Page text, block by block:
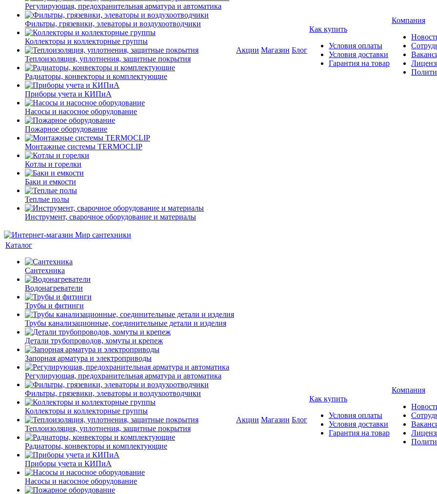
Регулирующая, предохранительная арматура и автоматика
Фильтры, грязевики, элеваторы и воздухоотводчики
Коллекторы и коллекторные группы
Теплоизоляция, уплотнения, защитные покрытия
Радиаторы, конвекторы и комплектующие
Приборы учета и КИПиА
Насосы и насосное оборудование
Пожарное оборудование
Монтажные системы TERMOCLIP
Котлы и горелки
Баки и емкости
Теплые полы
Инструмент, сварочное оборудование и материалы
Акции Магазин Блог
Как купить
Условия оплаты
Условия доставки
Гарантия на товар
Компания
Каталог
Сантехника
Водонагреватели
Трубы и фитинги
Трубы канализационные, соединительные детали и изделия
Детали трубопроводов, хомуты и крепеж
Запорная арматура и электроприводы
Регулирующая, предохранительная арматура и автоматика
Фильтры, грязевики, элеваторы и воздухоотводчики
Коллекторы и коллекторные группы
Теплоизоляция, уплотнения, защитные покрытия
Радиаторы, конвекторы и комплектующие
Приборы учета и КИПиА
Насосы и насосное оборудование
Акции Магазин Блог
Как купить
Условия оплаты
Условия доставки
Гарантия на товар
Компания